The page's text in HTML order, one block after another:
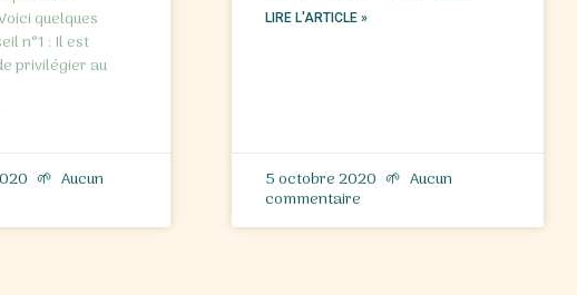
quelques
n°1 : Il est
privilégier au
Aucun
LIRE L'ARTICLE »
5 octobre 2020 Aucun
commentaire